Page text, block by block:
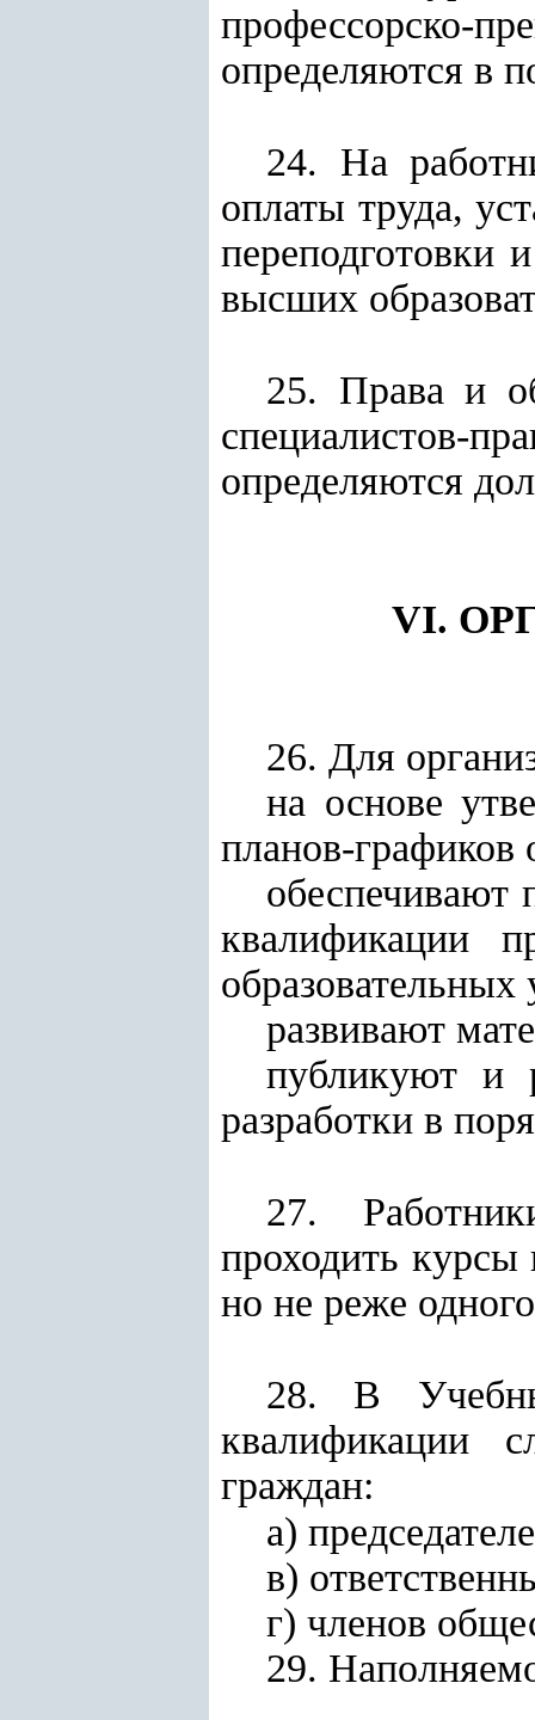
профессорско-
определяются в
24. На
оплаты труда,
переподготовки
высших
25. Права и
специалистов-
определяются
VI.
26. Для
на основе
планов-
обеспечивают
квалификации
развивают
публикуют и
разработки в
27.
проходить
но не реже
28. В
квалификации
граждан:
а)
в)
г) членов
29.